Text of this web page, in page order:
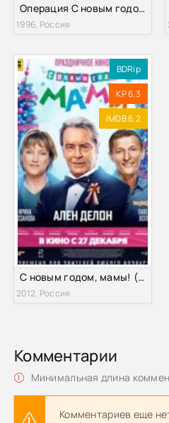
Операция С новым годом (1996)
1996, Россия
BDRip
KP 6.3
IMDB 6.2
С новым годом, мамы! (2012)
2012, Россия
Комментарии
Минимальная длина
Комментариев еще